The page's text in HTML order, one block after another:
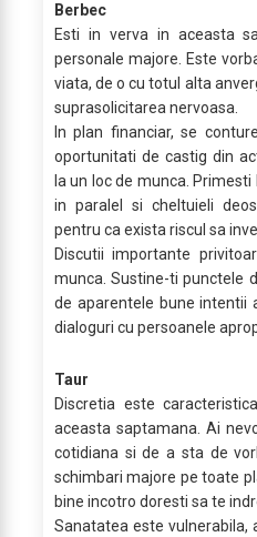
Berbec
Esti in verva in aceasta
personale majore. Este
viata, de o cu totul alta
suprasolicitarea nervoasa.
In plan financiar, se
oportunitati de castig din
la un loc de munca.
in paralel si cheltuieli
pentru ca exista riscul sa
Discutii importante
munca. Sustine-ti punctele
de aparentele bune intentii
dialoguri cu persoanele
Taur
Discretia este
aceasta saptamana. Ai
cotidiana si de a sta de
schimbari majore pe toate
bine incotro doresti sa te
Sanatatea este